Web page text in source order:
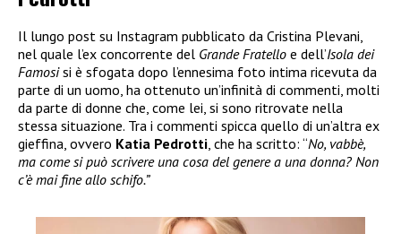
Il lungo post su Instagram pubblicato da Cristina Plevani,
nel quale l’ex concorrente del Grande Fratello e dell’Isola dei
Famosisi è sfogata dopo l’ennesima foto intima ricevuta da
parte di un uomo, ha ottenuto un’infinità di commenti, molti
da parte di donne che, come lei, si sono ritrovate nella
stessa situazione. Tra i commenti spicca quello di un’altra ex
gieffina, ovvero Katia Pedrotti, che ha scritto: “No, vabbè,
ma come si può scrivere una cosa del genere a una donna? Non
c’è mai fine allo schifo.”